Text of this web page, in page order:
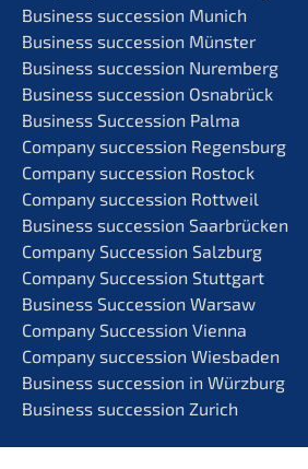
Business succes­si­on Munich
Business succes­si­on Münster
Business succes­si­on Nuremberg
Business succes­si­on Osnabrück
Business Succes­si­on Palma
Compa­ny succes­si­on Regensburg
Compa­ny succes­si­on Rostock
Compa­ny succes­si­on Rottweil
Business succes­si­on Saarbrücken
Compa­ny Succes­si­on Salzburg
Compa­ny Succes­si­on Stuttgart
Business Succes­si­on Warsaw
Compa­ny Succes­si­on Vienna
Compa­ny succes­si­on Wiesbaden
Business succes­si­on in Würzburg
Business succes­si­on Zurich